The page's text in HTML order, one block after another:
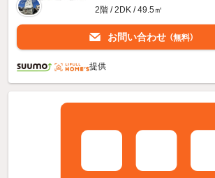
2階 / 2DK / 49.5㎡
お問い合わせ （無料）
提供